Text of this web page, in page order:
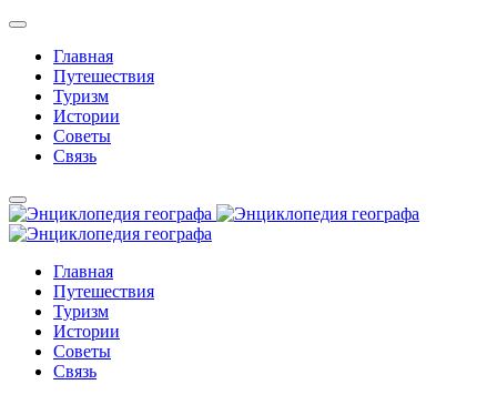
Главная
Путешествия
Туризм
Истории
Советы
Связь
Главная
Путешествия
Туризм
Истории
Советы
Связь